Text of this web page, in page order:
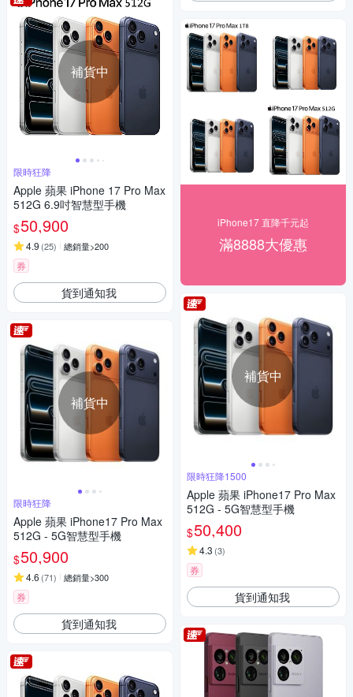
補貨中
限時狂降
Apple 蘋果 iPhone 17 Pro Max
512G 6.9吋智慧型手機
$50,900
4.9 (25) 總銷量>200
券
貨到通知我
補貨中
限時狂降
Apple 蘋果 iPhone17 Pro Max
512G - 5G智慧型手機
$50,900
4.6 (71) 總銷量>300
券
貨到通知我
iPhone17 直降千元起
滿8888大優惠
補貨中
限時狂降1500
Apple 蘋果 iPhone17 Pro Max
512G - 5G智慧型手機
$50,400
4.3 (3)
券
貨到通知我